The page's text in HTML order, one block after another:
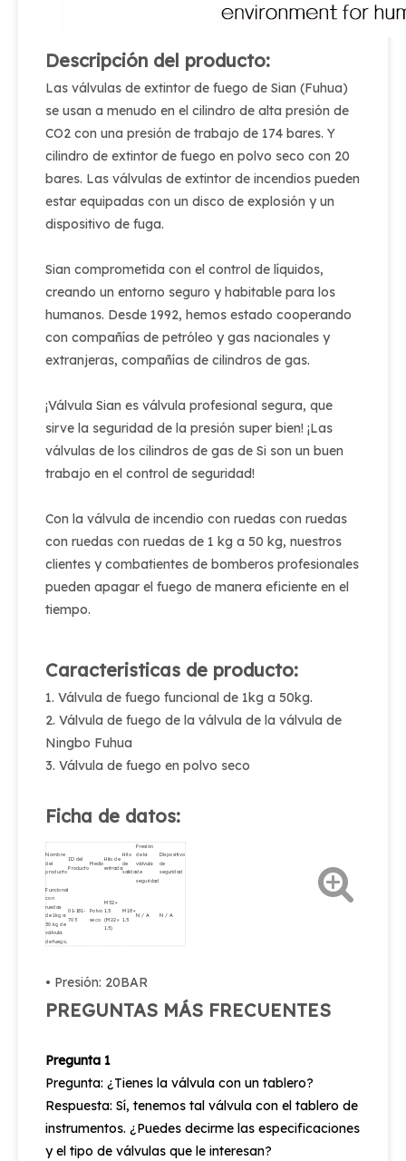
Descripción del producto:
Las válvulas de extintor de fuego de Sian (Fuhua)
se usan a menudo en el cilindro de alta presión de
CO2 con una presión de trabajo de 174 bares. Y
cilindro de extintor de fuego en polvo seco con 20
bares. Las válvulas de extintor de incendios pueden
estar equipadas con un disco de explosión y un
dispositivo de fuga.
Sian comprometida con el control de líquidos,
creando un entorno seguro y habitable para los
humanos. Desde 1992, hemos estado cooperando
con compañías de petróleo y gas nacionales y
extranjeras, compañías de cilindros de gas.
¡Válvula Sian es válvula profesional segura, que
sirve la seguridad de la presión super bien! ¡Las
válvulas de los cilindros de gas de Si son un buen
trabajo en el control de seguridad!
Con la válvula de incendio con ruedas con ruedas
con ruedas con ruedas de 1 kg a 50 kg, nuestros
clientes y combatientes de bomberos profesionales
pueden apagar el fuego de manera eficiente en el
tiempo.
Caracteristicas de producto:
1. Válvula de fuego funcional de 1kg a 50kg.
2. Válvula de fuego de la válvula de la válvula de
Ningbo Fuhua
3. Válvula de fuego en polvo seco
Ficha de datos:
Nombre
del
producto
ID del
Producto
Medio
Hilo de
entrada
Hilo
de
salida
Presión
de la
válvula
de
seguridad
Dispositivo
de
seguridad
Funcional
con
ruedas
de 1kg a
50 kg de
válvula
de fuego.
01-181-
703
Polvo
seco
M52 ×
1.5
(M22 ×
1.5)
M18 ×
1.5
N / A N / A
• Presión: 20BAR
PREGUNTAS MÁS FRECUENTES
Pregunta 1
Pregunta: ¿Tienes la válvula con un tablero?
Respuesta: Sí, tenemos tal válvula con el tablero de
instrumentos. ¿Puedes decirme las especificaciones
y el tipo de válvulas que le interesan?